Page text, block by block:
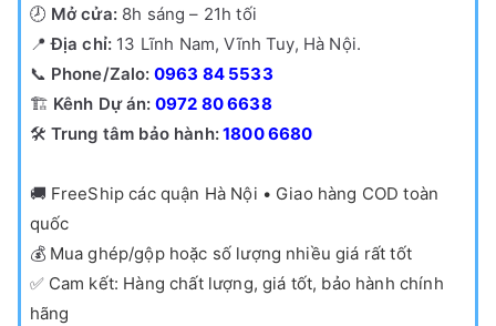
🕗 Mở cửa:8h sáng – 21h tối
📍Địa chỉ: 13 Lĩnh Nam, Vĩnh Tuy, Hà Nội.
📞 Phone/Zalo: 0963 84 5533
🏗️ Kênh Dự án: 0972 80 6638
🛠️ Trung tâm bảo hành:1800 6680
🚚 FreeShip các quận Hà Nội • Giao hàng COD toàn
quốc
💰 Mua ghép/gộp hoặc số lượng nhiều giá rất tốt
✅ Cam kết: Hàng chất lượng, giá tốt, bảo hành chính
hãng